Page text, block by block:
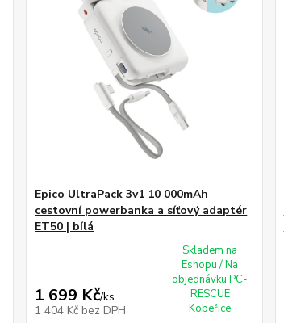
Epico UltraPack 3v1 10 000mAh
cestovní powerbanka a síťový adaptér
ET50 | bílá
1 699 Kč/ks
1 404 Kč bez DPH
Skladem na
Eshopu / Na
objednávku PC-
RESCUE
Kobeřice